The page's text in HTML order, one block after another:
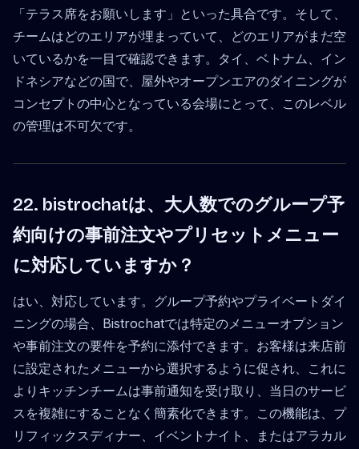
「テラス席をお願いします」といった具合です。そして、
チームはどのエリアが埋まっていて、どのエリアがまだ空
いているかを一目で確認できます。タイ、ベトナム、イン
ドネシアなどの国で、屋外やオープンエアのダイニングが
コンセプトの中心となっている会場にとって、このレベル
の管理は不可欠です。
22. bistrochatは、大人数でのグループ予
約向けの事前注文やプリセットメニュー
に対応していますか？
はい、対応しています。グループ予約やプライベートダイ
ニングの場合、Bistrochatでは特定のメニューオプション
や事前注文の要件を予約に添付できます。お客様は来店前
に設定されたメニューから選択するように促され、これに
よりキッチンチームは事前通知を受け取り、当日のサービ
スを複雑にすることなく簡素化できます。この機能は、プ
リフィックスディナー、イベントナイト、またはアラカル